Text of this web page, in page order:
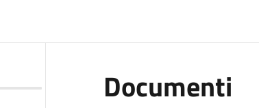
Documenti